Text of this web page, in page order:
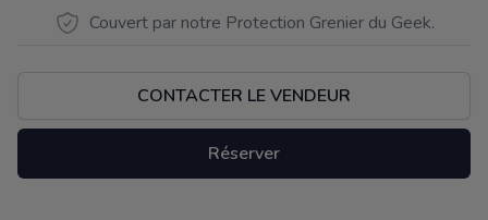
Couvert par notre Protection Grenier du Geek.
CONTACTER LE VENDEUR
Réserver